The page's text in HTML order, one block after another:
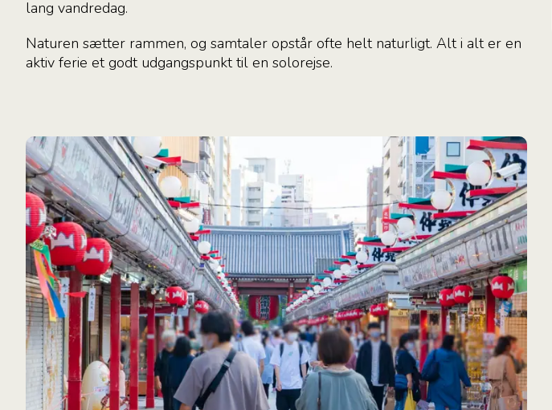
lang vandredag.
Naturen sætter rammen, og samtaler opstår ofte helt naturligt. Alt i alt er en
aktiv ferie et godt udgangspunkt til en solorejse.